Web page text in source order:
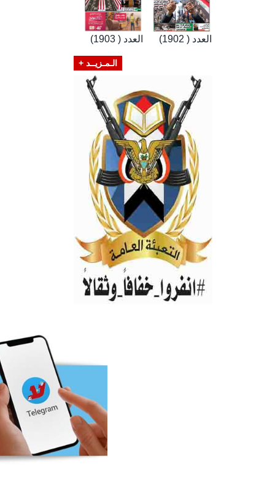
العدد ( 1903) العدد ( 1902)
الـمـزيــد +